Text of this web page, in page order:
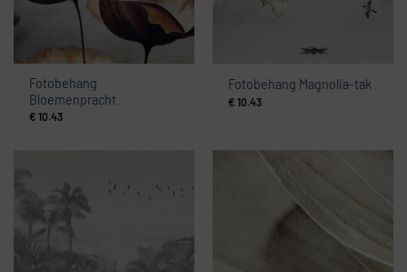
Fotobehang
Bloemenpracht
€ 10.43
Fotobehang Magnolia-tak
€ 10.43